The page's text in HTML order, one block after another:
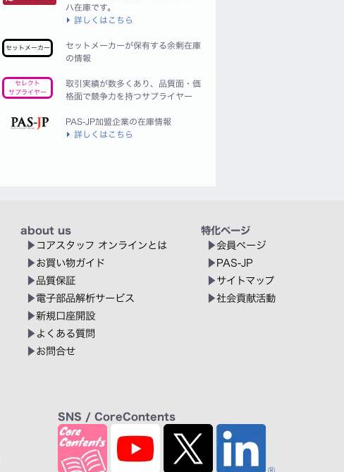
ハ在庫です。
詳しくはこちら
セットメーカー
セットメーカーが保有する余剰在庫
の情報
セレクト
サプライヤー
取引実績が数多くあり、品質面・価
格面で競争力を持つサプライヤー
PAS-JP加盟企業の在庫情報
詳しくはこちら
about us
コアスタッフ オンラインとは
お買い物ガイド
品質保証
電子部品解析サービス
新規口座開設
よくある質問
お問合せ
特化ページ
会員ページ
PAS-JP
サイトマップ
社会貢献活動
SNS / CoreContents